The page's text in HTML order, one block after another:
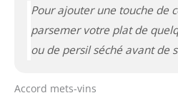
Pour ajouter une touche de
parsemer votre plat de
ou de persil séché avant de
Accord mets-vins